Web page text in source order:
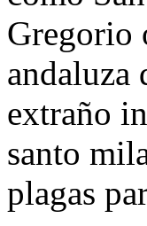
Gregorio
andaluza
extraño
santo
plagas